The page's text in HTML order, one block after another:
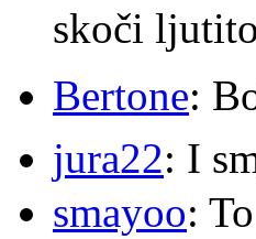
skoči
Bertone:
jura22: I
smayoo: